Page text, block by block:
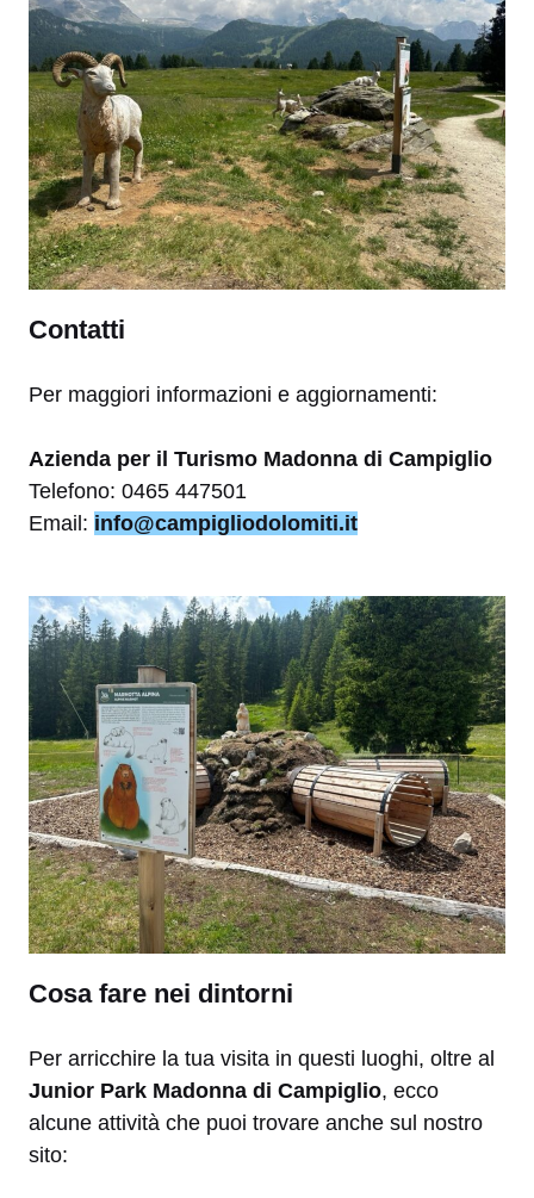
Contatti
Per maggiori informazioni e aggiornamenti:
Azienda per il Turismo Madonna di Campiglio
Telefono: 0465 447501
Email: info@campigliodolomiti.it
Cosa fare nei dintorni
Per arricchire la tua visita in questi luoghi, oltre al
Junior Park Madonna di Campiglio, ecco
alcune attività che puoi trovare anche sul nostro
sito: